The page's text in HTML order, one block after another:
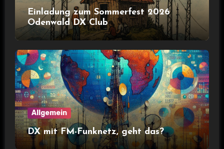
Einladung zum Sommerfest 2026
Odenwald DX Club
Allgemein
DX mit FM-Funknetz, geht das?